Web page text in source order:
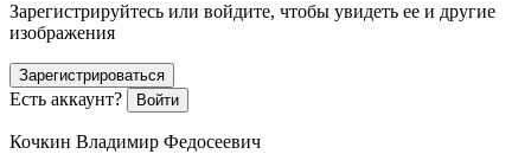
Зарегистрируйтесь или войдите, чтобы увидеть ее и другие
изображения
Зарегистрироваться
Есть аккаунт? Войти
Кочкин Владимир Федосеевич